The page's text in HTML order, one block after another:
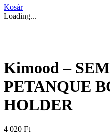
Kosár
Loading...
Kimood –
PETANQUE
HOLDER
4 020 Ft